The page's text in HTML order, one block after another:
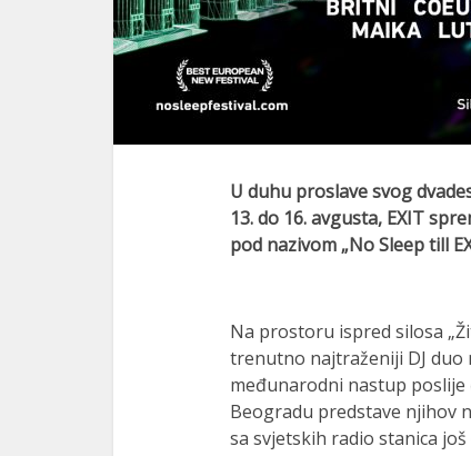
U duhu proslave svog
13. do 16. avgusta, EXIT
pod nazivom „No Sleep till
Na prostoru ispred silosa
trenutno najtraženiji DJ duo
međunarodni nastup poslije
Beogradu predstave njihov
sa svjetskih radio stanica